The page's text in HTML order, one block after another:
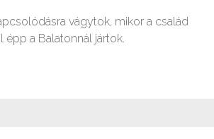
vágytok, mikor a család
épp a Balatonnál jártok.